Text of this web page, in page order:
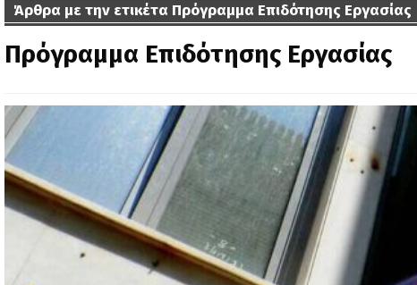
Άρθρα με την ετικέτα Πρόγραμμα Επιδότησης Εργασίας
Πρόγραμμα Επιδότησης Εργασίας